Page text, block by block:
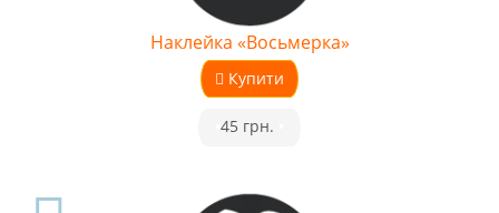
Наклейка «Восьмерка»
Купити
45 грн.